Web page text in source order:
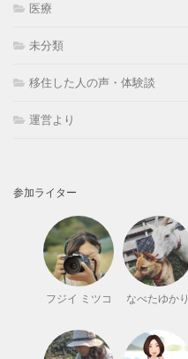
医療
未分類
移住した人の声・体験談
運営より
参加ライター
フジイ ミツコ なべたゆかり